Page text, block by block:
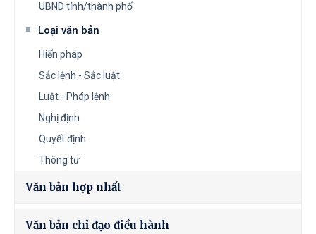
UBND tỉnh/thành phố
Loại văn bản
Hiến pháp
Sắc lệnh - Sắc luật
Luật - Pháp lệnh
Nghị định
Quyết định
Thông tư
Văn bản hợp nhất
Văn bản chỉ đạo điều hành